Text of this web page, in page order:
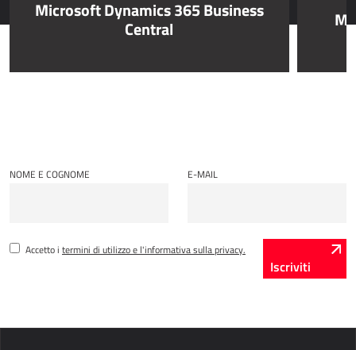
INFRASTRUTTURA INFORMATICA
Infrastruttura della rete
Microsoft Dynamics 365 Business
Central
NOME E COGNOME E-MAIL
Accetto i termini di utilizzo e l'informativa sulla privacy.
Iscriviti